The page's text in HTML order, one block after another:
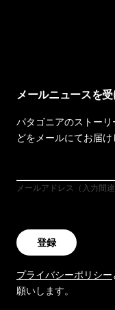
メールニュースを
パタゴニアのストー
どをメールにてお届け
メールアドレス（入力間
登録
プライバシーポリシー
願いします。